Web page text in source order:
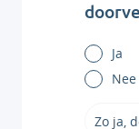
Ja
Nee